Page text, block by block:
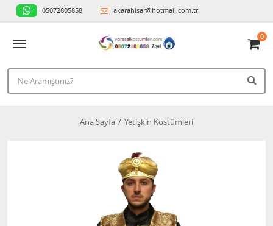
05072805858 akarahisar@hotmail.com.tr
0
Ana Sayfa Yetişkin Kostümleri